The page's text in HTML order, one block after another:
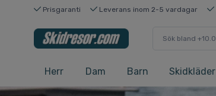
Prisgaranti Leverans inom 2-5 vardagar
Herr Dam Barn Skidkläder